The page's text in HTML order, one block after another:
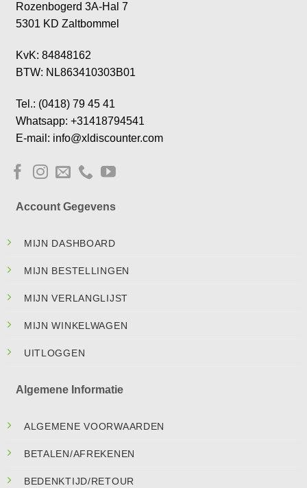
Rozenbogerd 3A-Hal 7
5301 KD Zaltbommel
KvK: 84848162
BTW: NL863410303B01
Tel.: (0418) 79 45 41
Whatsapp: +31418794541
E-mail: info@xldiscounter.com
Account Gegevens
MIJN DASHBOARD
MIJN BESTELLINGEN
MIJN VERLANGLIJST
MIJN WINKELWAGEN
UITLOGGEN
Algemene Informatie
ALGEMENE VOORWAARDEN
BETALEN/AFREKENEN
BEDENKTIJD/RETOUR